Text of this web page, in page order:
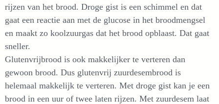
rijzen van het brood. Droge gist is een schimmel en dat
gaat een reactie aan met de glucose in het broodmengsel
en maakt zo koolzuurgas dat het brood opblaast. Dat gaat
sneller.
Glutenvrijbrood is ook makkelijker te verteren dan
gewoon brood. Dus glutenvrij zuurdesembrood is
helemaal makkelijk te verteren. Met droge gist kan je een
brood in een uur of twee laten rijzen. Met zuurdesem laat